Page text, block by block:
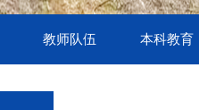
教师队伍 本科教育